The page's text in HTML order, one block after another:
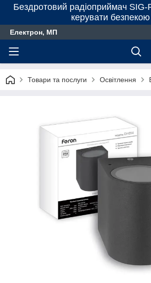
Бездротовий радіоприймач SIG-
керувати безпекою
Електрон, МП
Товари та послуги Освітлення